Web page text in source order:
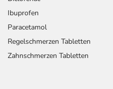
Dauer der Anwendung?
Die Anwendungsdauer
Beschwerde und/oder
deshalb nur von Ihrem Arzt
Ibuprofen
Paracetamol
Regelschmerzen Tabletten
Zahnschmerzen Tabletten